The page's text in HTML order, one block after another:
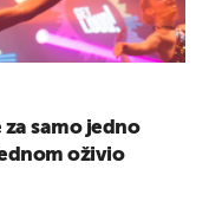
za samo jedno
oživio